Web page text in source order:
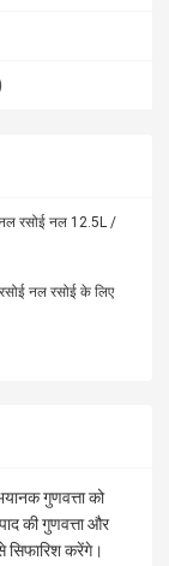
रसोई नल 12.5L /
नल रसोई के लिए
गुणवत्ता को
की गुणवत्ता और
सिफारिश करेंगे।